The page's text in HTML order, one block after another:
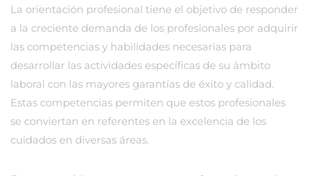
La orientación profesional tiene el objetivo de responder
a la creciente demanda de los profesionales por adquirir
las competencias y habilidades necesarias para
desarrollar las actividades específicas de su ámbito
laboral con las mayores garantías de éxito y calidad.
Estas competencias permiten que estos profesionales
se conviertan en referentes en la excelencia de los
cuidados en diversas áreas.